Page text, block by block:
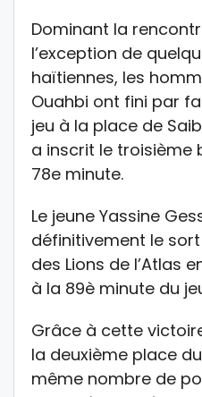
Dominant la
l’exception de
haïtiennes, les
Ouahbi ont fini par
jeu à la place de
a inscrit le troisième
78e minute.
Le jeune Yassine
définitivement le
des Lions de l’Atlas
à la 89è minute du
Grâce à cette
la deuxième place
même nombre de